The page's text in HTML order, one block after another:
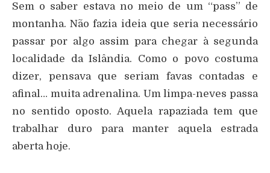
Sem o saber estava no meio de um “pass” de
montanha. Não fazia ideia que seria necessário
passar por algo assim para chegar à segunda
localidade da Islândia. Como o povo costuma
dizer, pensava que seriam favas contadas e
afinal… muita adrenalina. Um limpa-neves passa
no sentido oposto. Aquela rapaziada tem que
trabalhar duro para manter aquela estrada
aberta hoje.